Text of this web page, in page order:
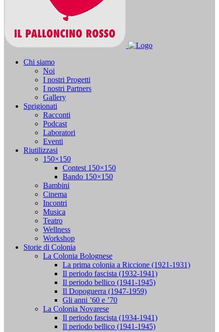
Chi siamo
Noi
I nostri Progetti
I nostri Partners
Gallery
Sprigionati
Racconti
Podcast
Laboratori
Eventi
Riutilizzasi
150×150
Contest 150×150
Bando 150×150
Bambini
Cinema
Incontri
Musica
Teatro
Wellness
Workshop
Storie di Colonia
La Colonia Bolognese
La prima colonia a Riccione (1921-1931)
Il periodo fascista (1932-1941)
Il periodo bellico (1941-1945)
Il Dopoguerra (1947-1959)
Gli anni ’60 e ’70
La Colonia Novarese
Il periodo fascista (1934-1941)
Il periodo bellico (1941-1945)